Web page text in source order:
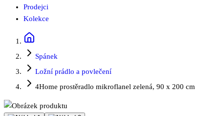
Prodejci
Kolekce
Spánek
Ložní prádlo a povlečení
4Home prostěradlo mikroflanel zelená, 90 x 200 cm